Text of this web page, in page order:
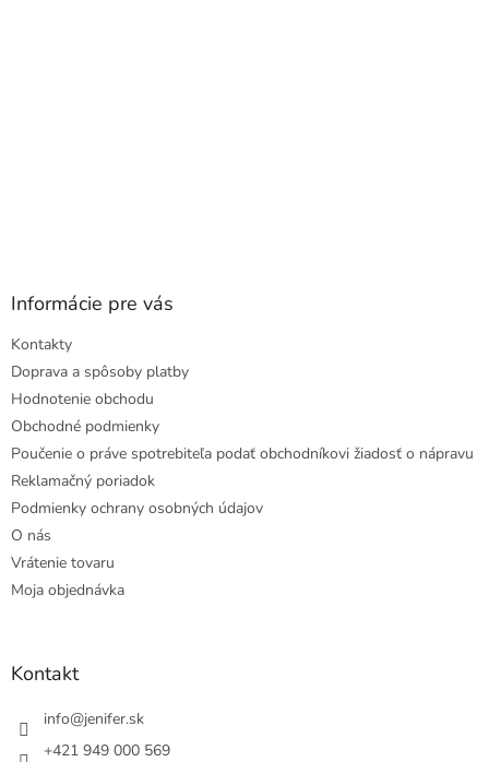
Informácie pre vás
Kontakty
Doprava a spôsoby platby
Hodnotenie obchodu
Obchodné podmienky
Poučenie o práve spotrebiteľa podať obchodníkovi žiadosť o nápravu
Reklamačný poriadok
Podmienky ochrany osobných údajov
O nás
Vrátenie tovaru
Moja objednávka
Kontakt
info@jenifer.sk
+421 949 000 569